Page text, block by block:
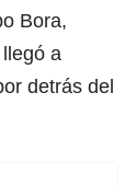
Bora,
a
detrás del